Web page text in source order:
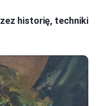
historię, techniki